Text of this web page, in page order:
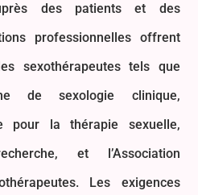
des patients et des
professionnelles offrent
sexothérapeutes tels que
de sexologie clinique,
pour la thérapie sexuelle,
et l’Association
Les exigences